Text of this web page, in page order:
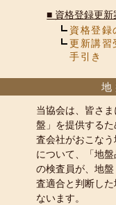
■ 資格登録更新
資格登録
更新講習
手引き
当協会は、皆さ
盤」を提供する
査会社がおこな
について、「地
の検査員が、地
査適合と判断し
ないます。